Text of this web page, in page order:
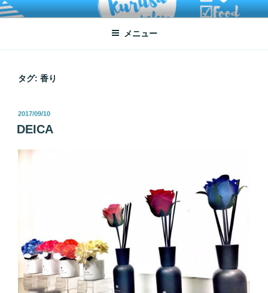
コ
ン
ン
ATSUKO KURUSU SALONE
written by Atsuko Kurusu
メニュー
タグ: 香り
投
稿
日:
2017/09/10
DEICA